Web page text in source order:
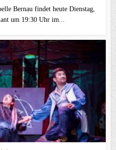
Bernau findet heute Dienstag,
um 19:30 Uhr im...